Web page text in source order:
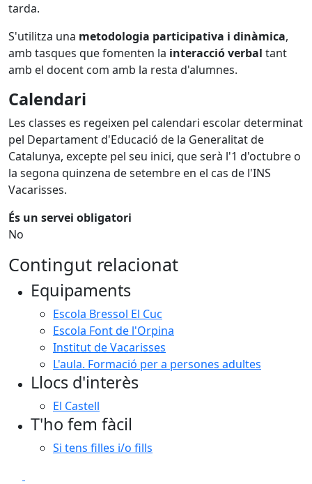
tarda.
S'utilitza una metodologia participativa i dinàmica,
amb tasques que fomenten la interacció verbal tant
amb el docent com amb la resta d'alumnes.
Calendari
Les classes es regeixen pel calendari escolar determinat
pel Departament d'Educació de la Generalitat de
Catalunya, excepte pel seu inici, que serà l'1 d'octubre o
la segona quinzena de setembre en el cas de l'INS
Vacarisses.
És un servei obligatori
No
Contingut relacionat
Equipaments
Escola Bressol El Cuc
Escola Font de l'Orpina
Institut de Vacarisses
L'aula. Formació per a persones adultes
Llocs d'interès
El Castell
T'ho fem fàcil
Si tens filles i/o fills